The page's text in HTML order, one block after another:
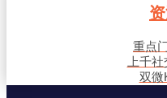
重点
上千
双微